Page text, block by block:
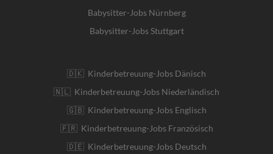
Babysitter-Jobs Nürnberg
Babysitter-Jobs Stuttgart
🇩🇰 Kinderbetreuung-Jobs Dänisch
🇳🇱 Kinderbetreuung-Jobs Niederländisch
🇬🇧 Kinderbetreuung-Jobs Englisch
🇫🇷 Kinderbetreuung-Jobs Französisch
🇩🇪 Kinderbetreuung-Jobs Deutsch